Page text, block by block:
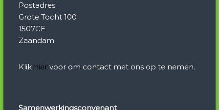
Postadres:
Grote Tocht 100
1507CE
Zaandam
Klik hiervoor om contact met ons op te nemen.
Samenwerkingsconvenant